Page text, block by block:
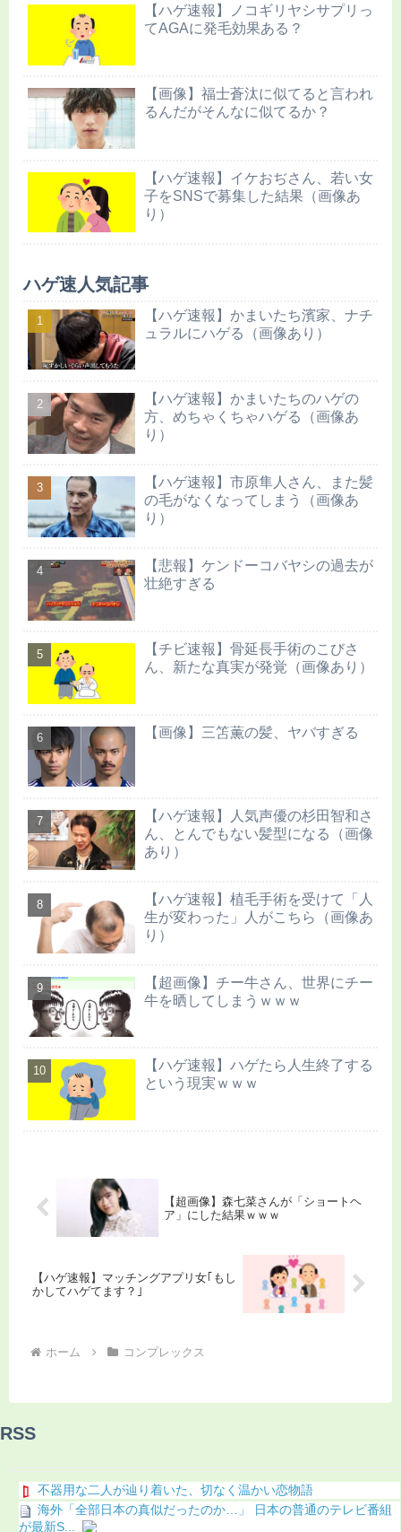
【ハゲ速報】ノコギリヤシサプリっ
てAGAに発毛効果ある？
【画像】福士蒼汰に似てると言われ
るんだがそんなに似てるか？
【ハゲ速報】イケおぢさん、若い女
子をSNSで募集した結果（画像あ
り）
ハゲ速人気記事
【ハゲ速報】かまいたち濱家、ナチ
ュラルにハゲる（画像あり）
【ハゲ速報】かまいたちのハゲの
方、めちゃくちゃハゲる（画像あ
り）
【ハゲ速報】市原隼人さん、また髪
の毛がなくなってしまう（画像あ
り）
【悲報】ケンドーコバヤシの過去が
壮絶すぎる
【チビ速報】骨延長手術のこびさ
ん、新たな真実が発覚（画像あり）
【画像】三笘薫の髪、ヤバすぎる
【ハゲ速報】人気声優の杉田智和さ
ん、とんでもない髪型になる（画像
あり）
【ハゲ速報】植毛手術を受けて「人
生が変わった」人がこちら（画像あ
り）
【超画像】チー牛さん、世界にチー
牛を晒してしまうｗｗｗ
【ハゲ速報】ハゲたら人生終了する
という現実ｗｗｗ
【超画像】森七菜さんが「ショートヘ
ア」にした結果ｗｗｗ
【ハゲ速報】マッチングアプリ女｢もし
かしてハゲてます？｣
ホーム コンプレックス
RSS
不器用な二人が辿り着いた、切なく温かい恋物語
海外「全部日本の真似だったのか…」 日本の普通のテレビ番組
が最新S...